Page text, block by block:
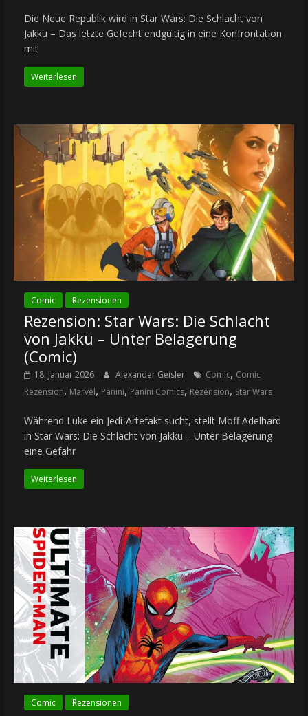
Die Neue Republik wird in Star Wars: Die Schlacht von
Jakku – Das letzte Gefecht endgültig in eine Konfrontation
mit
Weiterlesen
Comic Rezensionen
Rezension: Star Wars: Die Schlacht
von Jakku – Unter Belagerung
(Comic)
18. Januar 2026 Alexander Geisler Comic, Comic
Rezension, Marvel, Panini, Panini Comics, Rezension, Star Wars
Während Luke ein Jedi-Artefakt sucht, stellt Moff Adelhard
in Star Wars: Die Schlacht von Jakku – Unter Belagerung
eine Gefahr
Weiterlesen
Comic Rezensionen